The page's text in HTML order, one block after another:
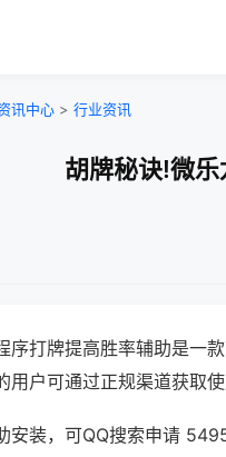
讯中心 > 行业资讯
胡牌秘诀!微
序打牌提高胜率辅助是一
用户可通过正规渠道获取使
安装，可QQ搜索申请